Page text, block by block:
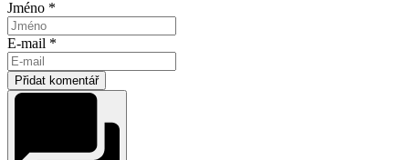
Jméno *
E-mail *
Přidat komentář